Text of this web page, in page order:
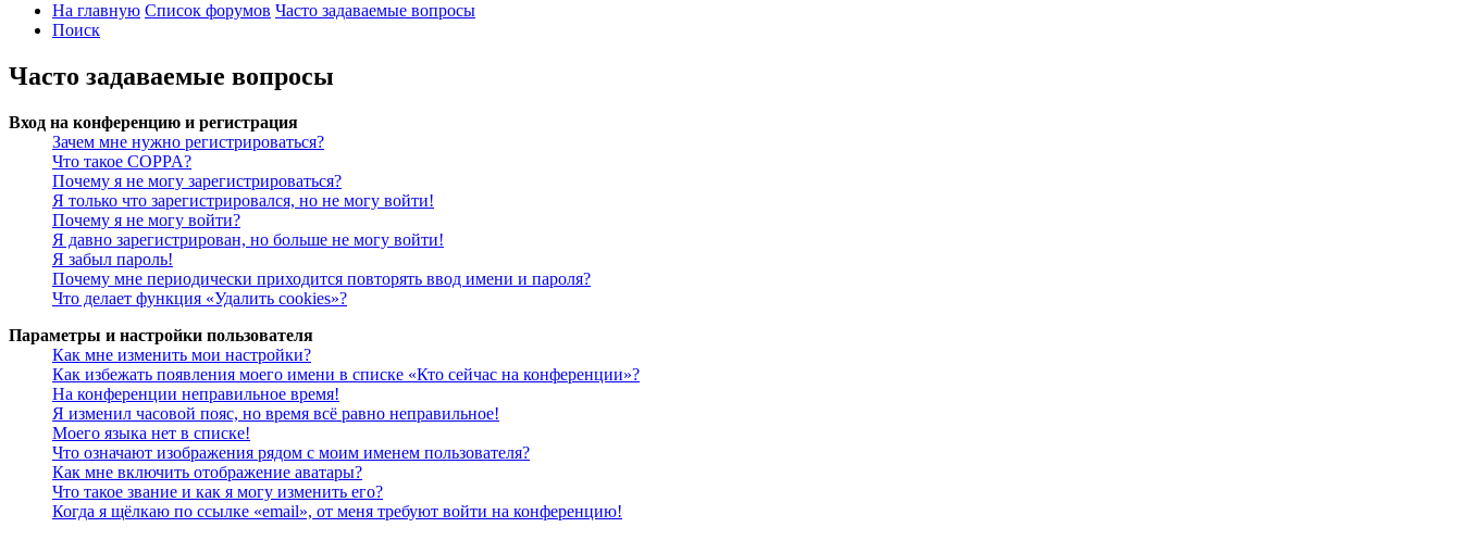
На главную Список форумов Часто задаваемые вопросы
Поиск
Часто задаваемые вопросы
Вход на конференцию и регистрация
Зачем мне нужно регистрироваться?
Что такое COPPA?
Почему я не могу зарегистрироваться?
Я только что зарегистрировался, но не могу войти!
Почему я не могу войти?
Я давно зарегистрирован, но больше не могу войти!
Я забыл пароль!
Почему мне периодически приходится повторять ввод имени и пароля?
Что делает функция «Удалить cookies»?
Параметры и настройки пользователя
Как мне изменить мои настройки?
Как избежать появления моего имени в списке «Кто сейчас на конференции»?
На конференции неправильное время!
Я изменил часовой пояс, но время всё равно неправильное!
Моего языка нет в списке!
Что означают изображения рядом с моим именем пользователя?
Как мне включить отображение аватары?
Что такое звание и как я могу изменить его?
Когда я щёлкаю по ссылке «email», от меня требуют войти на конференцию!